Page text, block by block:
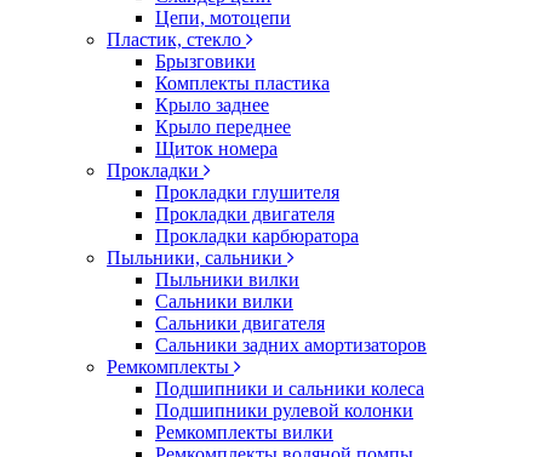
Цепи, мотоцепи
Пластик, стекло
Брызговики
Комплекты пластика
Крыло заднее
Крыло переднее
Щиток номера
Прокладки
Прокладки глушителя
Прокладки двигателя
Прокладки карбюратора
Пыльники, сальники
Пыльники вилки
Сальники вилки
Сальники двигателя
Сальники задних амортизаторов
Ремкомплекты
Подшипники и сальники колеса
Подшипники рулевой колонки
Ремкомплекты вилки